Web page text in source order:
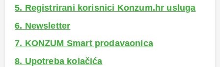
5. Registrirani korisnici Konzum.hr usluga
6. Newsletter
7. KONZUM Smart prodavaonica
8. Upotreba kolačića